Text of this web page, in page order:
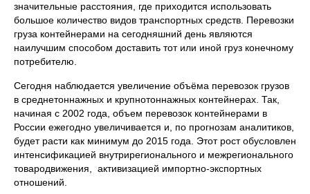
значительные расстояния, где приходится использовать
большое количество видов транспортных средств. Перевозки
груза контейнерами на сегодняшний день являются
наилучшим способом доставить тот или иной груз конечному
потребителю.
Сегодня наблюдается увеличение объёма перевозок грузов
в среднетоннажных и крупнотоннажных контейнерах. Так,
начиная с 2002 года, объем перевозок контейнерами в
России ежегодно увеличивается и, по прогнозам аналитиков,
будет расти как минимум до 2015 года. Этот рост обусловлен
интенсификацией внутрирегионального и межрегионального
товародвижения, активизацией импортно-экспортных
отношений.